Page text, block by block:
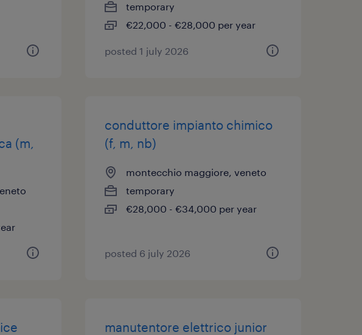
temporary
€22,000 - €28,000 per year
posted 1 july 2026
(m,
conduttore impianto chimico
(f, m, nb)
montecchio maggiore, veneto
temporary
€28,000 - €34,000 per year
posted 6 july 2026
manutentore elettrico junior